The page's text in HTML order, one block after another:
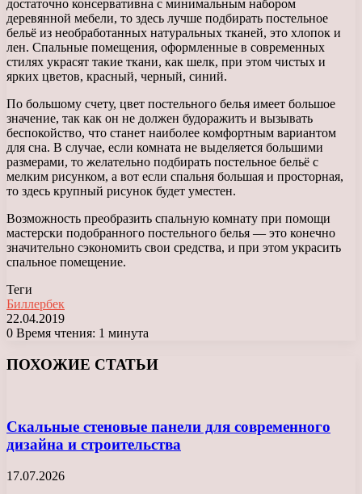
достаточно консервативна с минимальным набором
деревянной мебели, то здесь лучше подбирать постельное
бельё из необработанных натуральных тканей, это хлопок и
лен. Спальные помещения, оформленные в современных
стилях украсят такие ткани, как шелк, при этом чистых и
ярких цветов, красный, черный, синий.
По большому счету, цвет постельного белья имеет большое
значение, так как он не должен будоражить и вызывать
беспокойство, что станет наиболее комфортным вариантом
для сна. В случае, если комната не выделяется большими
размерами, то желательно подбирать постельное бельё с
мелким рисунком, а вот если спальня большая и просторная,
то здесь крупный рисунок будет уместен.
Возможность преобразить спальную комнату при помощи
мастерски подобранного постельного белья — это конечно
значительно сэкономить свои средства, и при этом украсить
спальное помещение.
Теги
Биллербек
22.04.2019
0 Время чтения: 1 минута
ПОХОЖИЕ СТАТЬИ
Скальные стеновые панели для современного
дизайна и строительства
17.07.2026